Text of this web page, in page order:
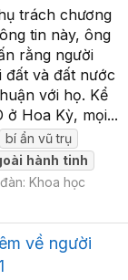
trách chương
tin này, ông
rằng người
đất và đất nước
với họ. Kể
ở Hoa Kỳ, mọi...
bí ẩn vũ trụ
hành tinh
Khoa học
về người